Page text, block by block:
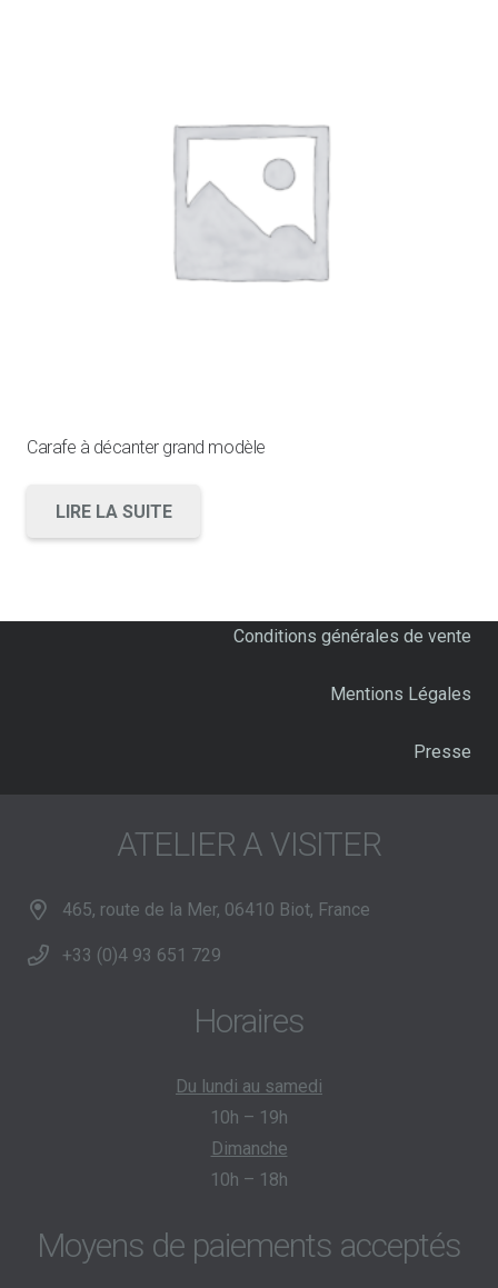
Carafe à décanter grand modèle
LIRE LA SUITE
Conditions générales de vente
Mentions Légales
Presse
ATELIER A VISITER
465, route de la Mer, 06410 Biot, France
+33 (0)4 93 651 729
Horaires
Du lundi au samedi
10h – 19h
Dimanche
10h – 18h
Moyens de paiements acceptés